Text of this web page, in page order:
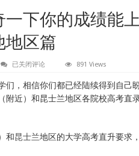
下你的成绩能
地区篇
高
放
榜，
快
一
已关闭评论 891 Views
们，相信你们都已经陆续得到自己
附近）和昆士兰地区各院校高考直
和昆士兰地区的大学高考直升要求